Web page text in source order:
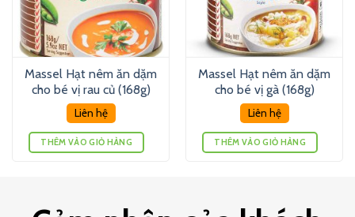
Massel Hạt nêm ăn dặm
cho bé vị rau củ (168g)
Liên hệ
THÊM VÀO GIỎ HÀNG
Massel Hạt nêm ăn dặm
cho bé vị gà (168g)
Liên hệ
THÊM VÀO GIỎ HÀNG